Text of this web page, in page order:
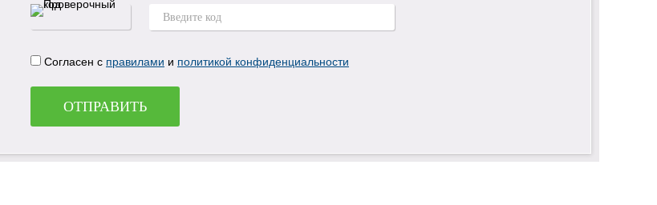
Согласен с правилами и политикой конфиденциальности
ОТПРАВИТЬ